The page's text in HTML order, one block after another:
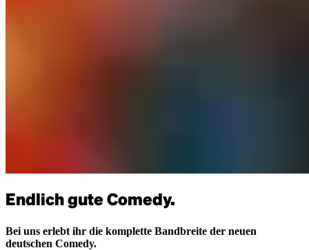
Endlich gute Comedy.
Bei uns erlebt ihr die komplette Bandbreite der neuen
deutschen Comedy.